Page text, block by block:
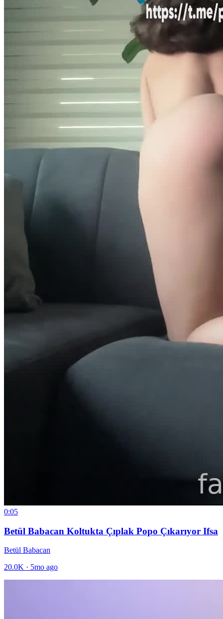
0:05
Betül Babacan Koltukta Çıplak Popo Çıkarıyor Ifsa
Betül Babacan
20.0K · 5mo ago